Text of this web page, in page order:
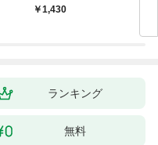
1,430
ランキング
無料